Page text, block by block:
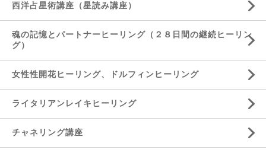
西洋占星術講座（星読み講座）
魂の記憶とパートナーヒーリング（２８日間の継続ヒーリン
グ）
女性性開花ヒーリング、ドルフィンヒーリング
ライタリアンレイキヒーリング
チャネリング講座